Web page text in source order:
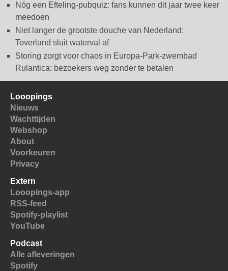
Nóg een Efteling-pubquiz: fans kunnen dit jaar twee keer
meedoen
Niet langer de grootste douche van Nederland:
Toverland sluit waterval af
Storing zorgt voor chaos in Europa-Park-zwembad
Rulantica: bezoekers weg zonder te betalen
Looopings
Nieuws
Wachttijden
Webshop
About
Voorkeuren
Privacy
Extern
Looopings-app
RSS-feed
Spotify-playlist
YouTube
Podcast
Alle afleveringen
Spotify